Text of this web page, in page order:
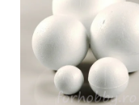
Stampile silicon
Ustensile, aparate
Cutter, trimmer
Perforatoare